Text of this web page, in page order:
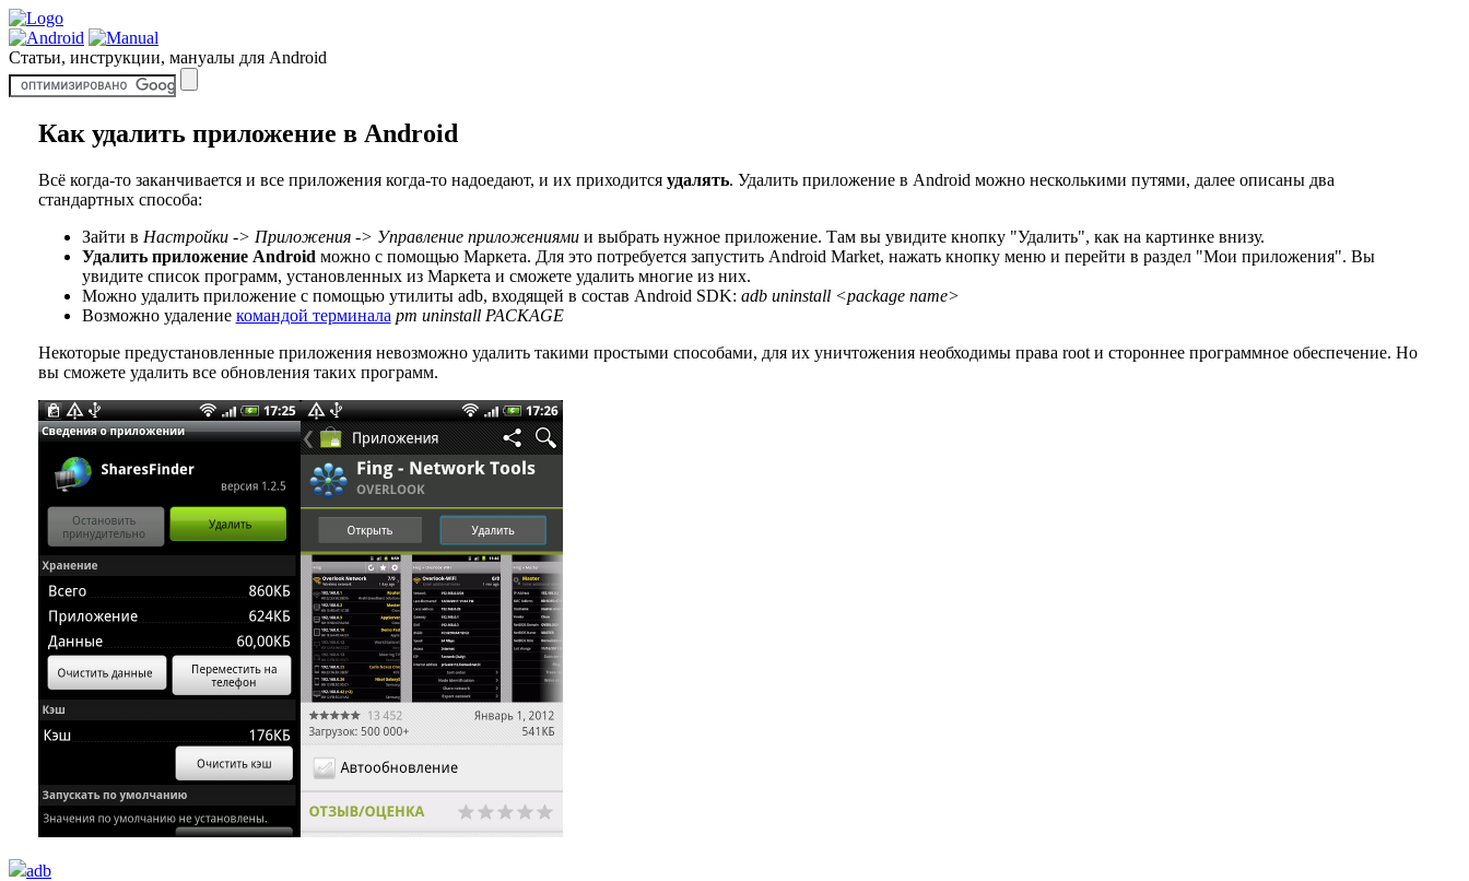
Статьи, инструкции, мануалы для Android
Как удалить приложение в Android
Всё когда-то заканчивается и все приложения когда-то надоедают, и их приходится удалять. Удалить приложение в Android можно несколькими путями, далее описаны два
стандартных способа:
Зайти в Настройки -> Приложения -> Управление приложениямии выбрать нужное приложение. Там вы увидите кнопку "Удалить", как на картинке внизу.
Удалить приложение Android можно с помощью Маркета. Для это потребуется запустить Android Market, нажать кнопку меню и перейти в раздел "Мои приложения". Вы
увидите список программ, установленных из Маркета и сможете удалить многие из них.
Можно удалить приложение с помощью утилиты adb, входящей в состав Android SDK: adb uninstall <package name>
Возможно удаление командой терминала pm uninstall PACKAGE
Некоторые предустановленные приложения невозможно удалить такими простыми способами, для их уничтожения необходимы права root и стороннее программное обеспечение. Но
вы сможете удалить все обновления таких программ.
adb